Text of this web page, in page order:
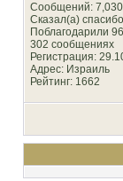
Сообщений: 7,030
Сказал(а)
Поблагодарили
302 сообщениях
Регистрация:
Адрес: Израиль
Рейтинг: 1662